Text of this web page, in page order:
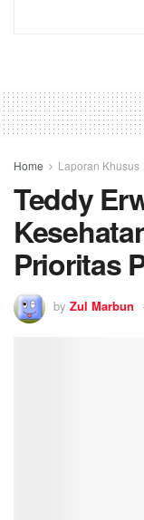
Home Laporan Khusus
Teddy
Prioritas
by Zul Marbun